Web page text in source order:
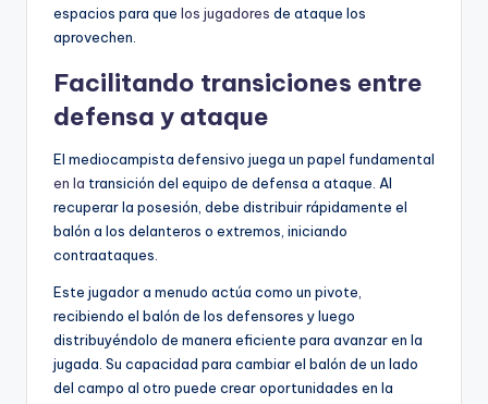
espacios para que los jugadores de ataque los
aprovechen.
Facilitando transiciones entre
defensa y ataque
El mediocampista defensivo juega un papel fundamental
en la transición del equipo de defensa a ataque. Al
recuperar la posesión, debe distribuir rápidamente el
balón a los delanteros o extremos, iniciando
contraataques.
Este jugador a menudo actúa como un pivote,
recibiendo el balón de los defensores y luego
distribuyéndolo de manera eficiente para avanzar en la
jugada. Su capacidad para cambiar el balón de un lado
del campo al otro puede crear oportunidades en la